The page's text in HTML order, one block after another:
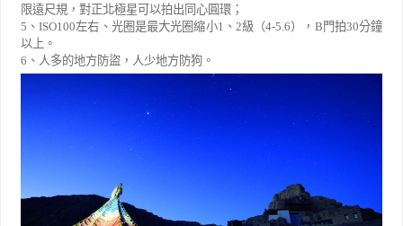
限遠尺規，對正北極星可以拍出同心圓環；
5 、ISO100左右、光圈是最大光圈縮小1 、 2級（4-5.6）， B 門拍30分鐘
以上。
6 、人多的地方防盜，人少地方防狗。